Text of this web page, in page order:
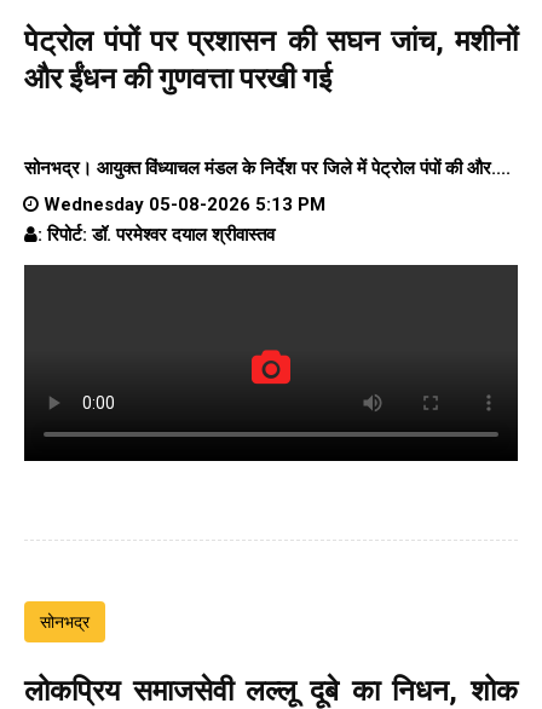
पेट्रोल पंपों पर प्रशासन की सघन जांच, मशीनों
और ईंधन की गुणवत्ता परखी गई
सोनभद्र। आयुक्त विंध्याचल मंडल के निर्देश पर जिले में पेट्रोल पंपों की और....
Wednesday 05-08-2026 5:13 PM
: रिपोर्ट: डॉ. परमेश्वर दयाल श्रीवास्तव
सोनभद्र
लोकप्रिय समाजसेवी लल्लू दूबे का निधन, शोक